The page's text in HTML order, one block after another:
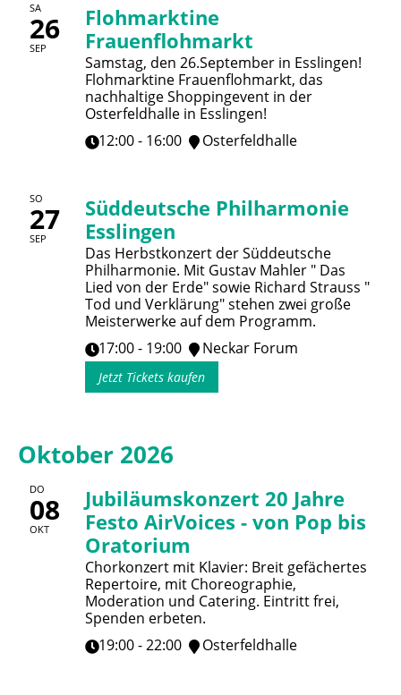
SA
26
SEP
Flohmarktine
Frauenflohmarkt
Samstag, den 26.September in Esslingen!
Flohmarktine Frauenflohmarkt, das
nachhaltige Shoppingevent in der
Osterfeldhalle in Esslingen!
12:00 - 16:00
Osterfeldhalle
SO
27
SEP
Süddeutsche Philharmonie
Esslingen
Das Herbstkonzert der Süddeutsche
Philharmonie. Mit Gustav Mahler " Das
Lied von der Erde" sowie Richard Strauss "
Tod und Verklärung" stehen zwei große
Meisterwerke auf dem Programm.
17:00 - 19:00
Neckar Forum
Jetzt Tickets kaufen
Oktober 2026
DO
08
OKT
Jubiläumskonzert 20 Jahre
Festo AirVoices - von Pop bis
Oratorium
Chorkonzert mit Klavier: Breit gefächertes
Repertoire, mit Choreographie,
Moderation und Catering. Eintritt frei,
Spenden erbeten.
19:00 - 22:00
Osterfeldhalle